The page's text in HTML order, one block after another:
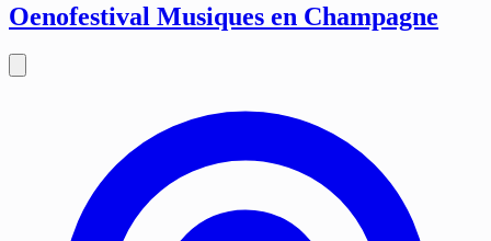
Oenofestival Musiques en Champagne